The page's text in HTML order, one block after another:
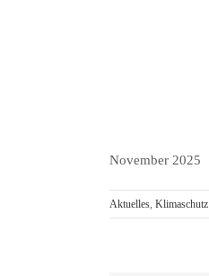
November 2025
Aktuelles, Klimaschutz